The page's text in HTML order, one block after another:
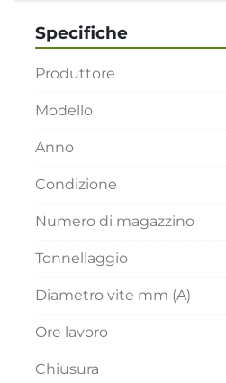
Specifiche
Produttore
Modello
Anno
Condizione
Numero di magazzino
Tonnellaggio
Diametro vite mm (A)
Ore lavoro
Chiusura